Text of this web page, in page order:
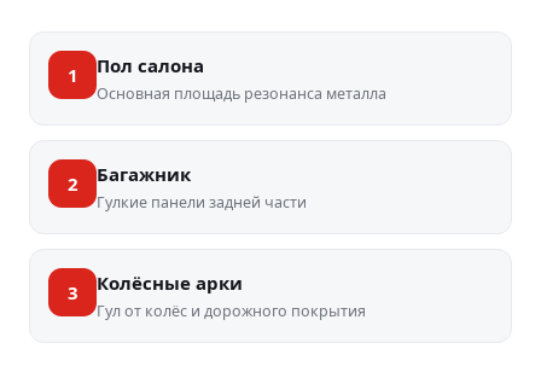
1 Пол салона
Основная площадь резонанса металла
2 Багажник
Гулкие панели задней части
3 Колёсные арки
Гул от колёс и дорожного покрытия